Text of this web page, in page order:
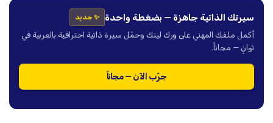
سيرتك الذاتية جاهزة — بضغطة واحدة ✨ جديد
أكمل ملفك المهني على ورك لينك وحمّل سيرة ذاتية احترافية بالعربية في
ثوانٍ — مجاناً.
جرّب الآن — مجاناً